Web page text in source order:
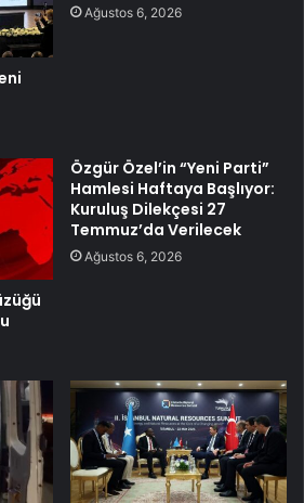
Ağustos 6, 2026
Özgür Özel’in “Yeni Parti”
Hamlesi Haftaya Başlıyor:
Kuruluş Dilekçesi 27
Temmuz’da Verilecek
Ağustos 6, 2026